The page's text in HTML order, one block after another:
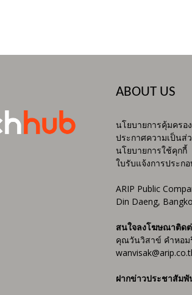
ABOUT US
นโยบายการคุ้มคร
ประกาศความเป็นส่
นโยบายการใช้คุกกี้
ใบรับแจ้งการประก
ARIP Public
Din Daeng,
สนใจลงโฆษณาติด
คุณวันวิสาข์ คำหอม
ฝากข่าวประชาสัมพั